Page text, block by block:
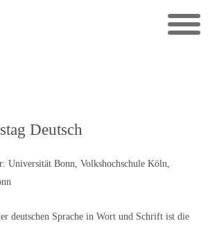
Deutsch
Universität Bonn, Volkshochschule Köln,
deutschen Sprache in Wort und Schrift ist die